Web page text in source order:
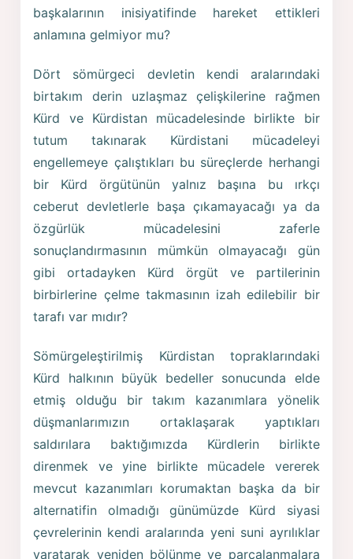
başkalarının inisiyatifinde hareket ettikleri
anlamına gelmiyor mu?
Dört sömürgeci devletin kendi aralarındaki
birtakım derin uzlaşmaz çelişkilerine rağmen
Kürd ve Kürdistan mücadelesinde birlikte bir
tutum takınarak Kürdistani mücadeleyi
engellemeye çalıştıkları bu süreçlerde herhangi
bir Kürd örgütünün yalnız başına bu ırkçı
ceberut devletlerle başa çıkamayacağı ya da
özgürlük mücadelesini zaferle
sonuçlandırmasının mümkün olmayacağı gün
gibi ortadayken Kürd örgüt ve partilerinin
birbirlerine çelme takmasının izah edilebilir bir
tarafı var mıdır?
Sömürgeleştirilmiş Kürdistan topraklarındaki
Kürd halkının büyük bedeller sonucunda elde
etmiş olduğu bir takım kazanımlara yönelik
düşmanlarımızın ortaklaşarak yaptıkları
saldırılara baktığımızda Kürdlerin birlikte
direnmek ve yine birlikte mücadele vererek
mevcut kazanımları korumaktan başka da bir
alternatifin olmadığı günümüzde Kürd siyasi
çevrelerinin kendi aralarında yeni suni ayrılıklar
yaratarak yeniden bölünme ve parçalanmalara